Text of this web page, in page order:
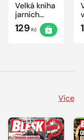
Velká kniha
jarních
křížovek
2026
129 Kč
Více